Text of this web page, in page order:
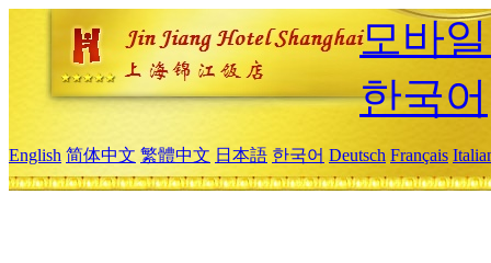
모바
한국어
English 简体中文 繁體中文 日本語 한국어 Deutsch Français